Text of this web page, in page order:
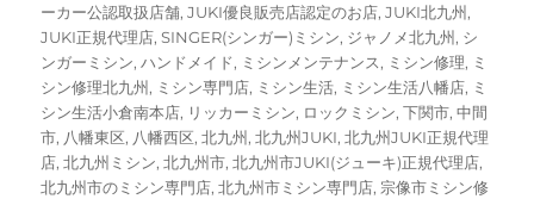
ーカー公認取扱店舗,JUKI優良販売店認定のお店,JUKI北九州 ,
JUKI正規代理店,SINGER(シンガー)ミシン, ジャノメ北九州 , シ
ンガーミシン,ハンドメイド, ミシンメンテナンス, ミシン修理, ミ
シン修理北九州 , ミシン専門店, ミシン生活, ミシン生活八幡店, ミ
シン生活小倉南本店, リッカーミシン, ロックミシン,下関市,中間
市, 八幡東区, 八幡西区,北九州 ,北九州JUKI,北九州JUKI正規代理
店,北九州ミシン,北九州市,北九州市JUKI(ジューキ)正規代理店,
北九州市のミシン専門店,北九州市ミシン専門店, 宗像市ミシン修